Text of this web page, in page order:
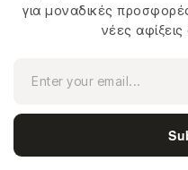
για μοναδικές
νέες